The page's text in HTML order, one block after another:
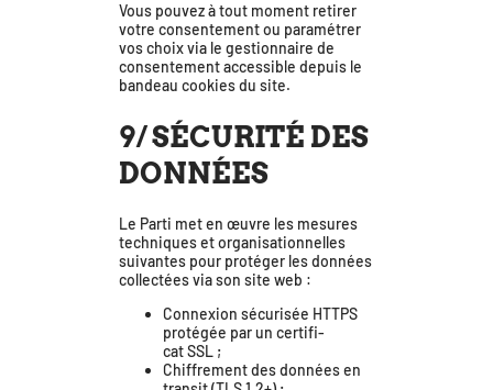
Vous pou­vez à tout moment reti­rer
votre consen­te­ment ou para­mé­trer
vos choix via le ges­tion­naire de
consen­te­ment acces­sible depuis le
ban­deau cookies du site.
9/ SÉCURITÉ DES
DONNÉES
Le Parti met en œuvre les mesures
tech­niques et orga­ni­sa­tion­nelles
sui­vantes pour pro­té­ger les don­nées
col­lec­tées via son site web :
Connexion sécu­ri­sée HTTPS
pro­té­gée par un cer­ti­fi­
cat SSL ;
Chiffrement des don­nées en